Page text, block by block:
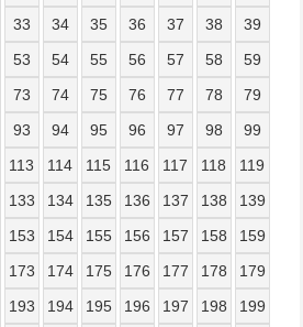
33 34 35 36 37 38
39
53 54 55 56 57 58
59
73 74 75 76 77 78
79
93 94 95 96 97 98
99
113 114 115 116 117 118
119
133 134 135 136 137 138
139
153 154 155 156 157 158
159
173 174 175 176 177 178
179
193 194 195 196 197 198
199